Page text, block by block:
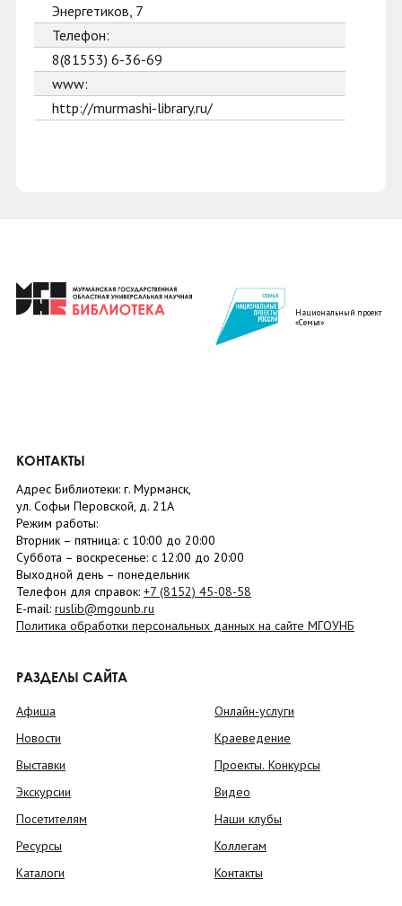
Энергетиков, 7
Телефон:
8(81553) 6-36-69
www:
http://murmashi-library.ru/
Национальный проект
«Семья»
КОНТАКТЫ
Адрес Библиотеки: г. Мурманск,
ул. Софьи Перовской, д. 21А
Режим работы:
Вторник – пятница: с 10:00 до 20:00
Суббота – воскресенье: c 12:00 до 20:00
Выходной день – понедельник
Телефон для справок: +7 (8152) 45-08-58
E-mail: ruslib@mgounb.ru
Политика обработки персональных данных на сайте МГОУНБ
РАЗДЕЛЫ САЙТА
Афиша
Новости
Выставки
Экскурсии
Посетителям
Ресурсы
Каталоги
Онлайн-услуги
Краеведение
Проекты. Конкурсы
Видео
Наши клубы
Коллегам
Контакты